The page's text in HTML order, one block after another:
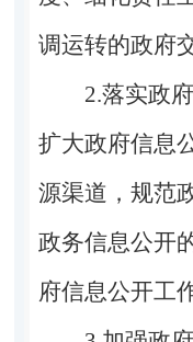
调运转的政府
2.落实政
扩大政府信息
源渠道，规范
政务信息公开
府信息公开工